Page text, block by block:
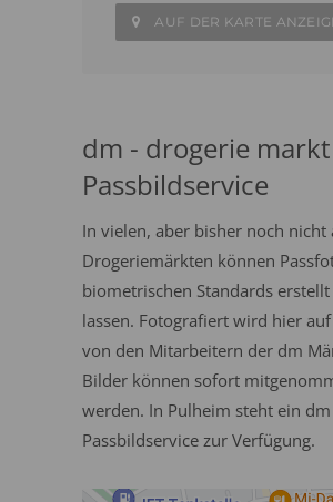
AUF DER KARTE
dm - drogerie markt
Passbildservice
In vielen, aber bisher noch nicht
Drogeriemärkten können
biometrischen Standards
lassen. Fotografiert wird hier
von den Mitarbeitern der dm
Bilder können sofort
werden. In Pulheim steht ein
Passbildservice zur Verfügung.